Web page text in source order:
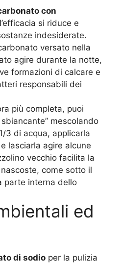
con
si riduce e
indesiderate.
versato nella
agire durante la notte,
formazioni di calcare e
responsabili dei
più completa, puoi
mescolando
3 di acqua, applicarla
lasciarla agire alcune
vecchio facilita la
come sotto il
parte interna dello
ed
di sodio per la pulizia